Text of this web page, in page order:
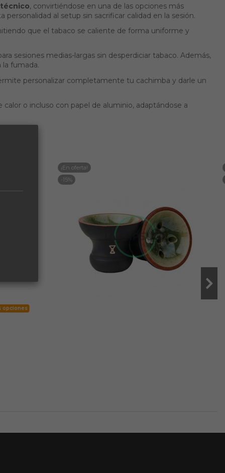
, convirtiéndose en una de las opciones más
al setup sin sacrificar calidad en la sesión.
que el tabaco se caliente de forma uniforme y
sesiones medias-largas sin desperdiciar tabaco. Además,
fumada.
personalizar completamente tu cachimba y darle un
o incluso con papel de aluminio, adaptándose a
opciones
¡En oferta!
-15%